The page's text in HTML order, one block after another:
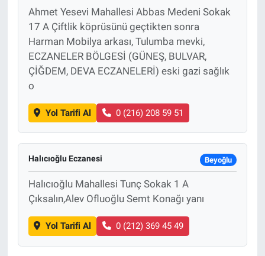
Ahmet Yesevi Mahallesi Abbas Medeni Sokak
17 A Çiftlik köprüsünü geçtikten sonra
Harman Mobilya arkası, Tulumba mevki,
ECZANELER BÖLGESİ (GÜNEŞ, BULVAR,
ÇİĞDEM, DEVA ECZANELERİ) eski gazi sağlık
o
Yol Tarifi Al 0 (216) 208 59 51
Halıcıoğlu Eczanesi Beyoğlu
Halıcıoğlu Mahallesi Tunç Sokak 1 A
Çıksalın,Alev Ofluoğlu Semt Konağı yanı
Yol Tarifi Al 0 (212) 369 45 49